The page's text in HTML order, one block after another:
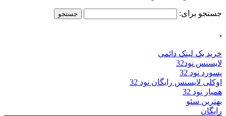
جستجو برای:
.
خرید بک لینک دائمی
لایسنس نود32
پسورد نود 32
اوکلی لایسنس رایگان نود 32
همیار نود 32
بهترین سئو
رایگان